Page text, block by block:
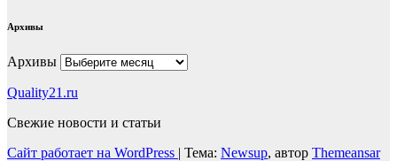
Архивы
Архивы
Quality21.ru
Свежие новости и статьи
Сайт работает на WordPress | Тема: Newsup, автор Themeansar